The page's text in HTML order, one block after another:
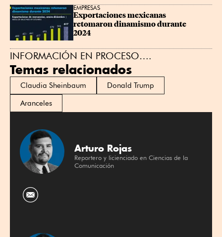
EMPRESAS
Exportaciones mexicanas
retomaron dinamismo durante
2024
INFORMACIÓN EN PROCESO….
Temas relacionados
Claudia Sheinbaum
Donald Trump
Aranceles
Arturo Rojas
Reportero y licienciado en Ciencias de la
Comunicación